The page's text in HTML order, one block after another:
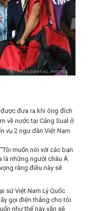
đưa ra khi ông đích
về nước tại Cảng Sual ở
vụ 2 ngư dân Việt Nam
muốn nói với các bạn
là những người châu Á.
rằng điều này sẽ
sứ Việt Nam Lý Quốc
gọi điện thẳng cho tôi.
như thế này vẫn sẽ